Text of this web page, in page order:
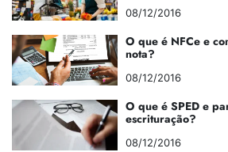
08/12/2016
O que é NFCe e
nota?
08/12/2016
O que é SPED e
escrituração?
08/12/2016